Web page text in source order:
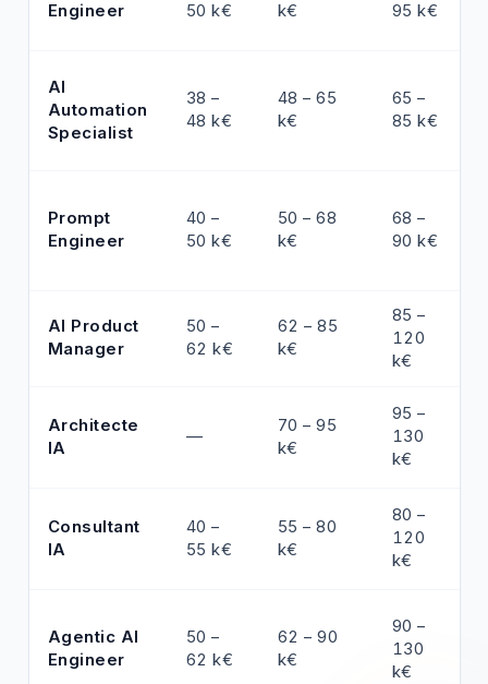
Engineer
50 k€
k€
95 k€
AI
Automation
Specialist
38 –
48 k€
48 – 65
k€
65 –
85 k€
Prompt
Engineer
40 –
50 k€
50 – 68
k€
68 –
90 k€
AI Product
Manager
50 –
62 k€
62 – 85
k€
85 –
120
k€
Architecte
IA
—
70 – 95
k€
95 –
130
k€
Consultant
IA
40 –
55 k€
55 – 80
k€
80 –
120
k€
Agentic AI
Engineer
50 –
62 k€
62 – 90
k€
90 –
130
k€